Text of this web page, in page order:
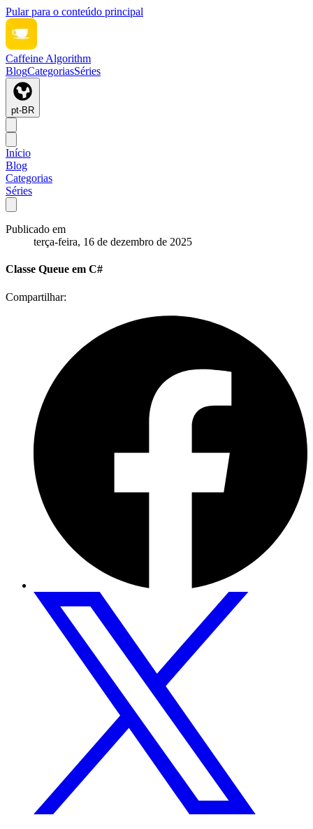
Pular para o conteúdo principal
Caffeine Algorithm
BlogCategoriasSéries
pt-BR
Início
Blog
Categorias
Séries
Publicado em
terça-feira, 16 de dezembro de 2025
Classe Queue em C#
Compartilhar: